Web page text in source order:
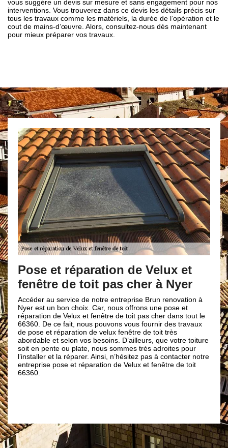
vous suggère un devis sur mesure et sans engagement pour nos
interventions. Vous trouverez dans ce devis les détails précis sur
tous les travaux comme les matériels, la durée de l’opération et le
cout de mains-d’œuvre. Alors, consultez-nous dès maintenant
pour mieux préparer vos travaux.
à
le
Votre expert en pose et
réparation de Velux et fenêtre de
toit dans le 66360
Si vous avez un projet de rénovation de toiture pour avoir
plus de lumière, sachez que notre entreprise Brun
renovation est experte en travaux de pose et réparation de
Velux et fenêtre de toit. En effet, le velux et fenêtre de toit
procurent plus de lumière et offrant un large panorama. De
ce fait, quel que soit le modèle de velux et fenêtre de toit
que vous voulez installer et réparer, nous avons à notre
disposition une large gamme de matériaux pour embellir
En
en
et
est